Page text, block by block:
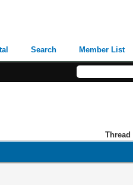
Search Member List
Thread